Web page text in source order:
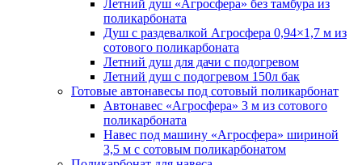
Летний душ «Агросфера» без тамбура из
поликарбоната
Душ с раздевалкой Агросфера 0,94×1,7 м из
сотового поликарбоната
Летний душ для дачи с подогревом
Летний душ с подогревом 150л бак
Готовые автонавесы под сотовый поликарбонат
Автонавес «Агросфера» 3 м из сотового
поликарбоната
Навес под машину «Агросфера» шириной
3,5 м с сотовым поликарбонатом